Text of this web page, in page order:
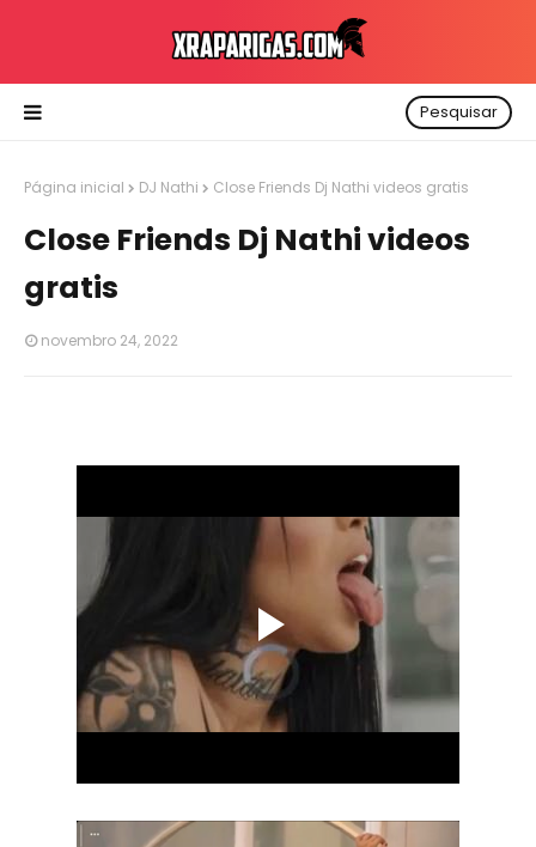
Pesquisar
Página inicial DJ Nathi Close Friends Dj Nathi videos gratis
Close Friends Dj Nathi videos
gratis
novembro 24, 2022